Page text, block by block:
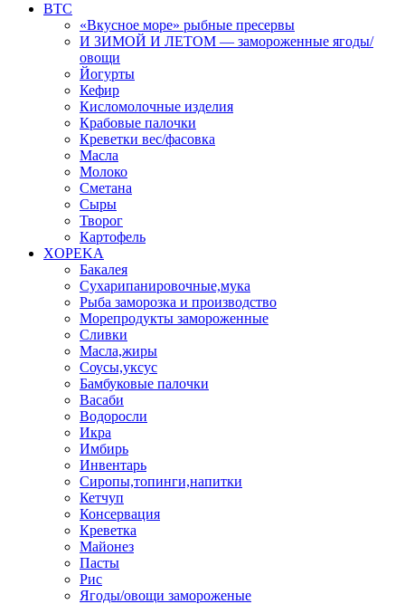
BTC
«Вкусное море» рыбные пресервы
И ЗИМОЙ И ЛЕТОМ — замороженные ягоды/
овощи
Йогурты
Кефир
Кисломолочные изделия
Крабовые палочки
Креветки вес/фасовка
Масла
Молоко
Сметана
Сыры
Творог
Картофель
XOPEKA
Бакалея
Сухарипанировочные,мука
Рыба заморозка и производство
Морепродукты замороженные
Сливки
Масла,жиры
Соусы,уксус
Бамбуковые палочки
Васаби
Водоросли
Икра
Имбирь
Инвентарь
Сиропы,топинги,напитки
Кетчуп
Консервация
Креветка
Майонез
Пасты
Рис
Ягоды/овощи замороженые